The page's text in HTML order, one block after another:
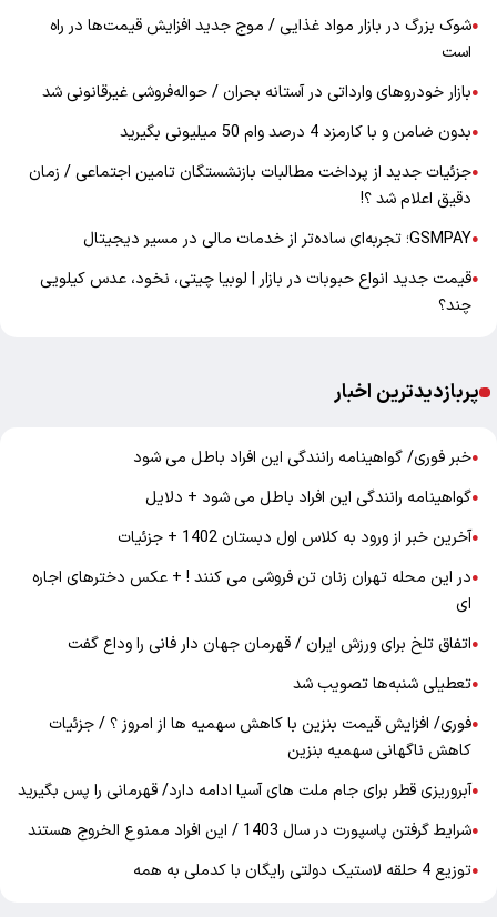
●شوک بزرگ در بازار مواد غذایی / موج جدید افزایش قیمت‌ها در راه
است
●بازار خودرو‌های وارداتی در آستانه بحران / حواله‌فروشی غیرقانونی شد
●بدون ضامن و با کارمزد 4 درصد وام 50 میلیونی بگیرید
●جزئیات جدید از پرداخت مطالبات بازنشستگان تامین اجتماعی / زمان
دقیق اعلام شد ؟!
●GSMPAY؛ تجربه‌ای ساده‌تر از خدمات مالی در مسیر دیجیتال
●قیمت جدید انواع حبوبات در بازار | لوبیا چیتی، نخود، عدس کیلویی
چند؟
پربازدیدترین اخبار
●خبر فوری/ گواهینامه رانندگی این افراد باطل می شود
●گواهینامه رانندگی این افراد باطل می شود + دلایل
●آخرین خبر از ورود به کلاس اول دبستان 1402 + جزئیات
●در این محله تهران زنان تن فروشی می کنند ! + عکس دخترهای اجاره
ای
●اتفاق تلخ برای ورزش ایران / قهرمان جهان دار فانی را وداع گفت
●تعطیلی شنبه‌ها تصویب شد
●فوری/ افزایش قیمت بنزین با کاهش سهمیه ها از امروز ؟ / جزئیات
کاهش ناگهانی سهمیه بنزین
●آبروریزی قطر برای جام ملت های آسیا ادامه دارد/ قهرمانی را پس بگیرید
●شرایط گرفتن پاسپورت در سال 1403 / این افراد ممنوع الخروج هستند
●توزیع 4 حلقه لاستیک دولتی رایگان با کدملی به همه